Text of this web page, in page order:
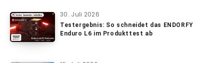
30. Juli 2026
Testergebnis: So schneidet das ENDORFY
Enduro L6 im Produkttest ab